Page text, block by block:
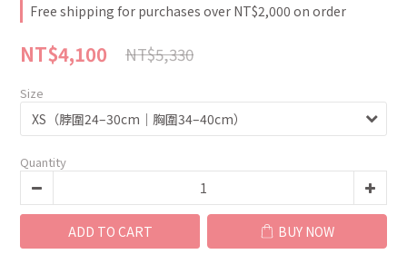
Free shipping for purchases over NT$2,000 on order
NT$5,330
NT$4,100
Size
Quantity
ADD TO CART BUY NOW